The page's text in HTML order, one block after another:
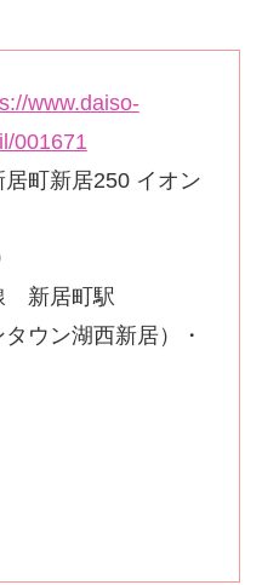
www.daiso-
001671
町新居250 イオン
新居町駅
ウン湖西新居）・